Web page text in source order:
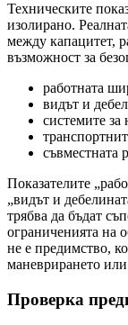
Техническите
изолирано.
между капацитет,
възможност за
работната
видът и
системите за
съвместната
Показателите
„видът и
трябва да бъдат
ограниченията на
не е предимство,
маневрирането или
Проверка